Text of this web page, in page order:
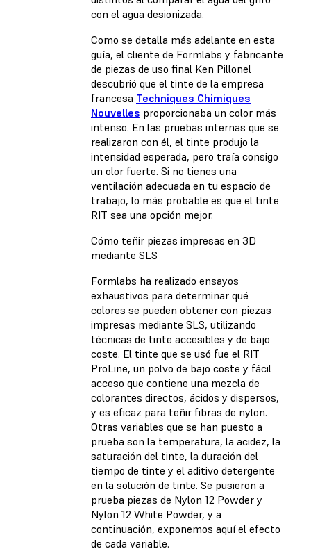
con el agua desionizada.
Como se detalla más adelante en esta
guía, el cliente de Formlabs y fabricante
de piezas de uso final Ken Pillonel
descubrió que el tinte de la empresa
francesa Techniques Chimiques
Nouvelles proporcionaba un color más
intenso. En las pruebas internas que se
realizaron con él, el tinte produjo la
intensidad esperada, pero traía consigo
un olor fuerte. Si no tienes una
ventilación adecuada en tu espacio de
trabajo, lo más probable es que el tinte
RIT sea una opción mejor.
Cómo teñir piezas impresas en 3D
mediante SLS
Formlabs ha realizado ensayos
exhaustivos para determinar qué
colores se pueden obtener con piezas
impresas mediante SLS, utilizando
técnicas de tinte accesibles y de bajo
coste. El tinte que se usó fue el RIT
ProLine, un polvo de bajo coste y fácil
acceso que contiene una mezcla de
colorantes directos, ácidos y dispersos,
y es eficaz para teñir fibras de nylon.
Otras variables que se han puesto a
prueba son la temperatura, la acidez, la
saturación del tinte, la duración del
tiempo de tinte y el aditivo detergente
en la solución de tinte. Se pusieron a
prueba piezas de Nylon 12 Powder y
Nylon 12 White Powder, y a
continuación, exponemos aquí el efecto
de cada variable.